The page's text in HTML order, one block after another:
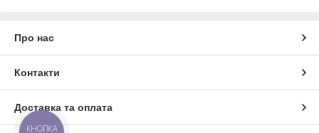
Про нас
Контакти
Доставка та оплата
КНОПКА